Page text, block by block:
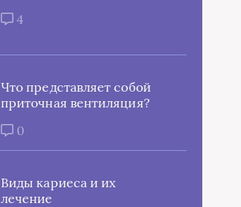
4
Что представляет собой
приточная вентиляция?
0
Виды кариеса и их
лечение